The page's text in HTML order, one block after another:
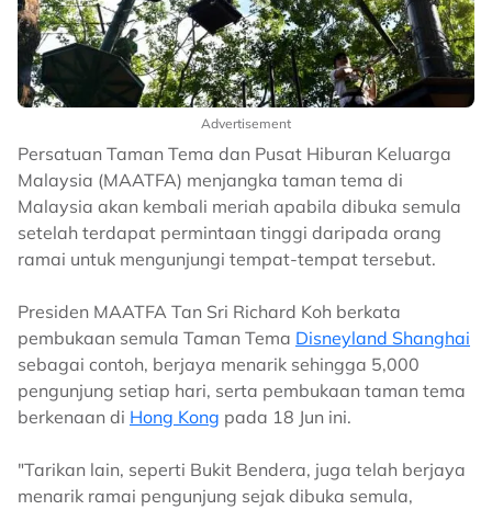
Advertisement
Persatuan Taman Tema dan Pusat Hiburan Keluarga
Malaysia (MAATFA) menjangka taman tema di
Malaysia akan kembali meriah apabila dibuka semula
setelah terdapat permintaan tinggi daripada orang
ramai untuk mengunjungi tempat-tempat tersebut.
Presiden MAATFA Tan Sri Richard Koh berkata
pembukaan semula Taman Tema Disneyland Shanghai
sebagai contoh, berjaya menarik sehingga 5,000
pengunjung setiap hari, serta pembukaan taman tema
berkenaan di Hong Kong pada 18 Jun ini.
"Tarikan lain, seperti Bukit Bendera, juga telah berjaya
menarik ramai pengunjung sejak dibuka semula,